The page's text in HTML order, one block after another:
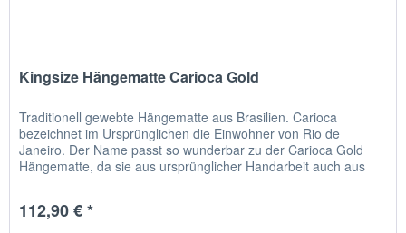
Kingsize Hängematte Carioca Gold
Traditionell gewebte Hängematte aus Brasilien. Carioca
bezeichnet im Ursprünglichen die Einwohner von Rio de
Janeiro. Der Name passt so wunderbar zu der Carioca Gold
Hängematte, da sie aus ursprünglicher Handarbeit auch aus
112,90 € *